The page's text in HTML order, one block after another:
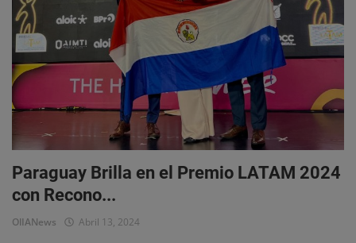
Marketing
Política
Eventos
Paraguay Brilla en el Premio LATAM 2024
con Recono...
OlIANews Abril 13, 2024